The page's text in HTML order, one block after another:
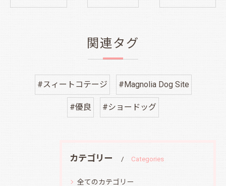
関連タグ
#スィートコテージ #Magnolia Dog Site
#優良 #ショードッグ
カテゴリー Categories
全てのカテゴリー